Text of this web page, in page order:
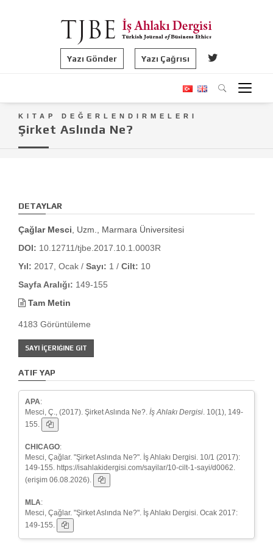
Yazı Gönder Yazı Çağrısı
KITAP DEĞERLENDIRMELERI
Şirket Aslında Ne?
DETAYLAR
Çağlar Mesci , Uzm., Marmara Üniversitesi
DOI: 10.12711/tjbe.2017.10.1.0003R
Yıl: 2017, Ocak / Sayı: 1 / Cilt: 10
Sayfa Aralığı: 149-155
Tam Metin
4183 Görüntüleme
SAYI İÇERIĞINE GIT
ATIF YAP
APA:
Mesci, Ç., (2017). Şirket Aslında Ne?. İş Ahlakı Dergisi . 10(1), 149-
155.
CHICAGO:
Mesci, Çağlar. "Şirket Aslında Ne?". İş Ahlakı Dergisi. 10/1 (2017):
149-155. https://isahlakidergisi.com/sayilar/10-cilt-1-sayi/d0062.
(erişim 06.08.2026).
MLA:
Mesci, Çağlar. "Şirket Aslında Ne?". İş Ahlakı Dergisi. Ocak 2017:
149-155.